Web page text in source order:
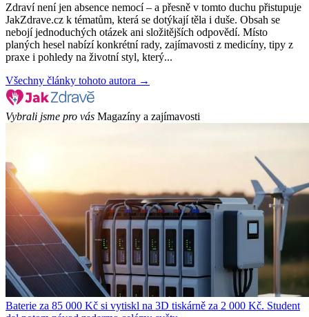
Zdraví není jen absence nemocí – a přesně v tomto duchu přistupuje
JakZdrave.cz k tématům, která se dotýkají těla i duše. Obsah se
nebojí jednoduchých otázek ani složitějších odpovědí. Místo
planých hesel nabízí konkrétní rady, zajímavosti z medicíny, tipy z
praxe i pohledy na životní styl, který...
Všechny články tohoto autora →
Vybrali jsme pro vás Magazíny a zajímavosti
Baterie za 85 000 Kč si vytiskl na 3D tiskárně za 2 000 Kč. Student